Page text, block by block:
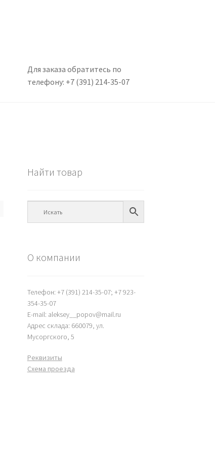
Для заказа обратитесь по
телефону: +7 (391) 214-35-07
Найти товар
О компании
Телефон: +7 (391) 214-35-07; +7 923-
354-35-07
E-mail: aleksey__popov@mail.ru
Адрес склада: 660079, ул.
Мусоргского, 5
Реквизиты
Схема проезда